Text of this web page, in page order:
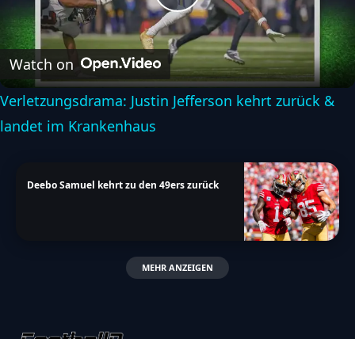
Play
Video
Watch on
Verletzungsdrama: Justin Jefferson kehrt zurück &
landet im Krankenhaus
Deebo Samuel kehrt zu den 49ers zurück
MEHR ANZEIGEN